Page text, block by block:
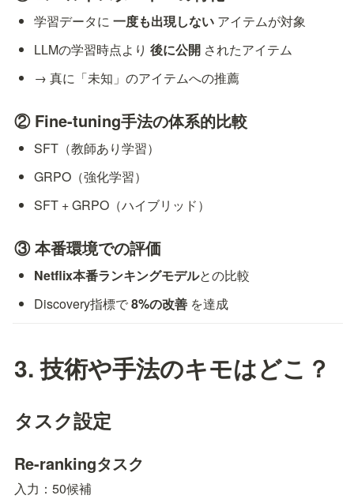
学習データに 一度も出現しない アイテムが対象
LLMの学習時点より 後に公開 されたアイテム
→ 真に「未知」のアイテムへの推薦
② Fine-tuning手法の体系的比較
SFT（教師あり学習）
GRPO（強化学習）
SFT + GRPO（ハイブリッド）
③ 本番環境での評価
Netflix本番ランキングモデルとの比較
Discovery指標で 8%の改善 を達成
3. 技術や手法のキモはどこ？
タスク設定
Re-rankingタスク
入力：50候補